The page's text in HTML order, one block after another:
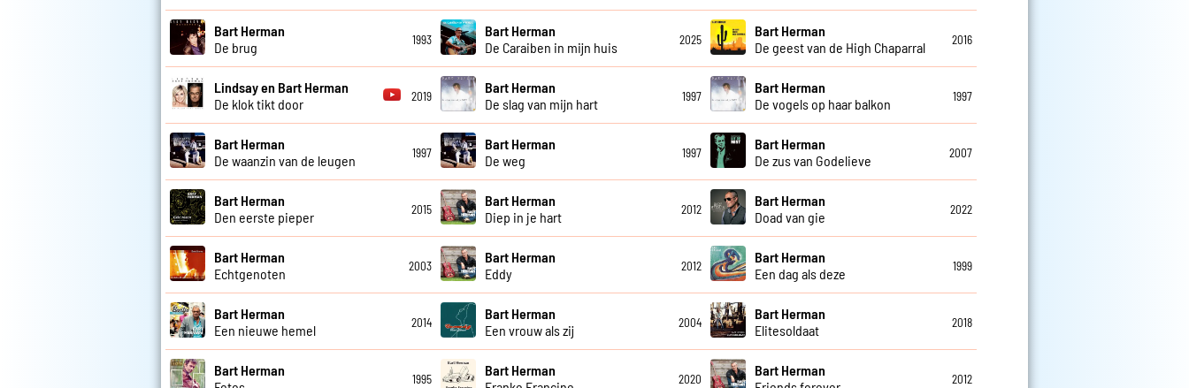
Bart Herman
De brug
1993
Bart Herman
De Caraiben in mijn huis
2025
Bart Herman
De geest van de High Chaparral
2016
Lindsay en Bart Herman
De klok tikt door
2019
Bart Herman
De slag van mijn hart
1997
Bart Herman
De vogels op haar balkon
1997
Bart Herman
De waanzin van de leugen
1997
Bart Herman
De weg
1997
Bart Herman
De zus van Godelieve
2007
Bart Herman
Den eerste pieper
2015
Bart Herman
Diep in je hart
2012
Bart Herman
Doad van gie
2022
Bart Herman
Echtgenoten
2003
Bart Herman
Eddy
2012
Bart Herman
Een dag als deze
1999
Bart Herman
Een nieuwe hemel
2014
Bart Herman
Een vrouw als zij
2004
Bart Herman
Elitesoldaat
2018
Bart Herman
1995
Bart Herman
2020
Bart Herman
2012